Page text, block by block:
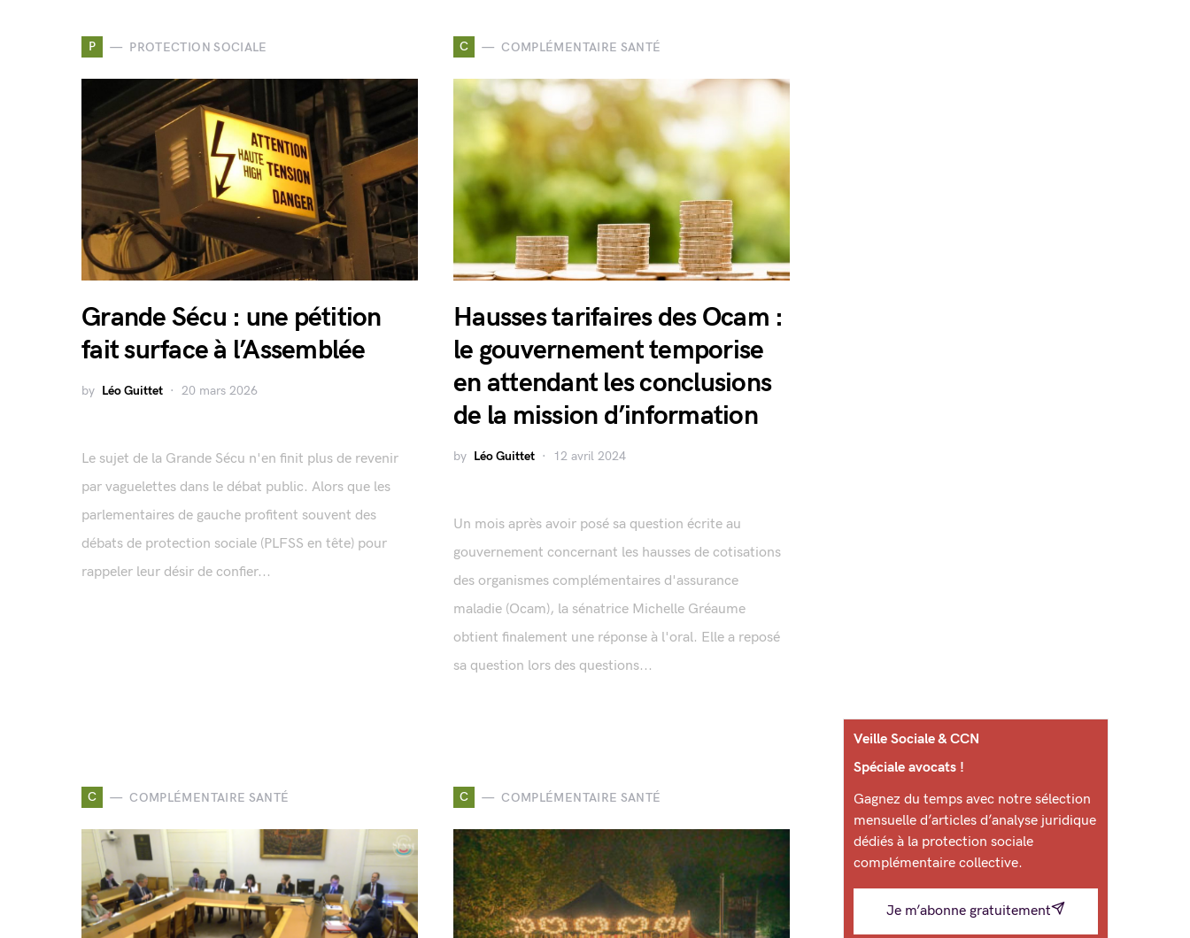
P PROTECTION SOCIALE
Grande Sécu : une pétition
fait surface à l’Assemblée
by Léo Guittet 20 mars 2026
Le sujet de la Grande Sécu n'en finit plus de revenir
par vaguelettes dans le débat public. Alors que les
parlementaires de gauche profitent souvent des
débats de protection sociale (PLFSS en tête) pour
rappeler leur désir de confier...
C COMPLÉMENTAIRE SANTÉ
Hausses tarifaires des Ocam :
le gouvernement temporise
en attendant les conclusions
de la mission d’information
by Léo Guittet 12 avril 2024
Un mois après avoir posé sa question écrite au
gouvernement concernant les hausses de cotisations
des organismes complémentaires d'assurance
maladie (Ocam), la sénatrice Michelle Gréaume
obtient finalement une réponse à l'oral. Elle a reposé
sa question lors des questions...
C COMPLÉMENTAIRE SANTÉ C COMPLÉMENTAIRE SANTÉ
Veille Sociale & CCN
Spéciale avocats !
Gagnez du temps avec notre sélection
mensuelle d’articles d’analyse juridique
dédiés à la protection sociale
complémentaire collective.
Je m’abonne gratuitement